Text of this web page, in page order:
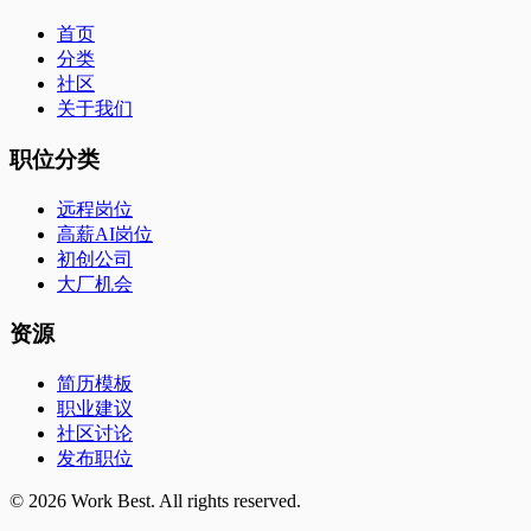
首页
分类
社区
关于我们
职位分类
远程岗位
高薪AI岗位
初创公司
大厂机会
资源
简历模板
职业建议
社区讨论
发布职位
© 2026 Work Best. All rights reserved.